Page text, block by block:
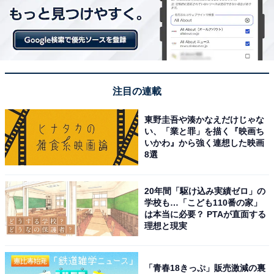
1位にランクインしたのは、二宮和也さんです。主演経
験が豊富で、映画『ラーゲリより愛を込めて』（2023年
め、数多くの賞を受賞しています。
8月29日公開の主演映画『8番出口』は興行収入51億円を
いるNetflixシリーズ『イクサガミ』での怪演にも注目で
注目の連載
東野圭吾や湊かなえだけじゃな
い、「業と罪」を描く『映画ち
いかわ』から強く連想した映画
8選
20年間「駆け込み実績ゼロ」の
学校も…「こども110番の家」
は本当に必要？ PTAが直面する
理想と現実
「青春18きっぷ」販売激減の裏